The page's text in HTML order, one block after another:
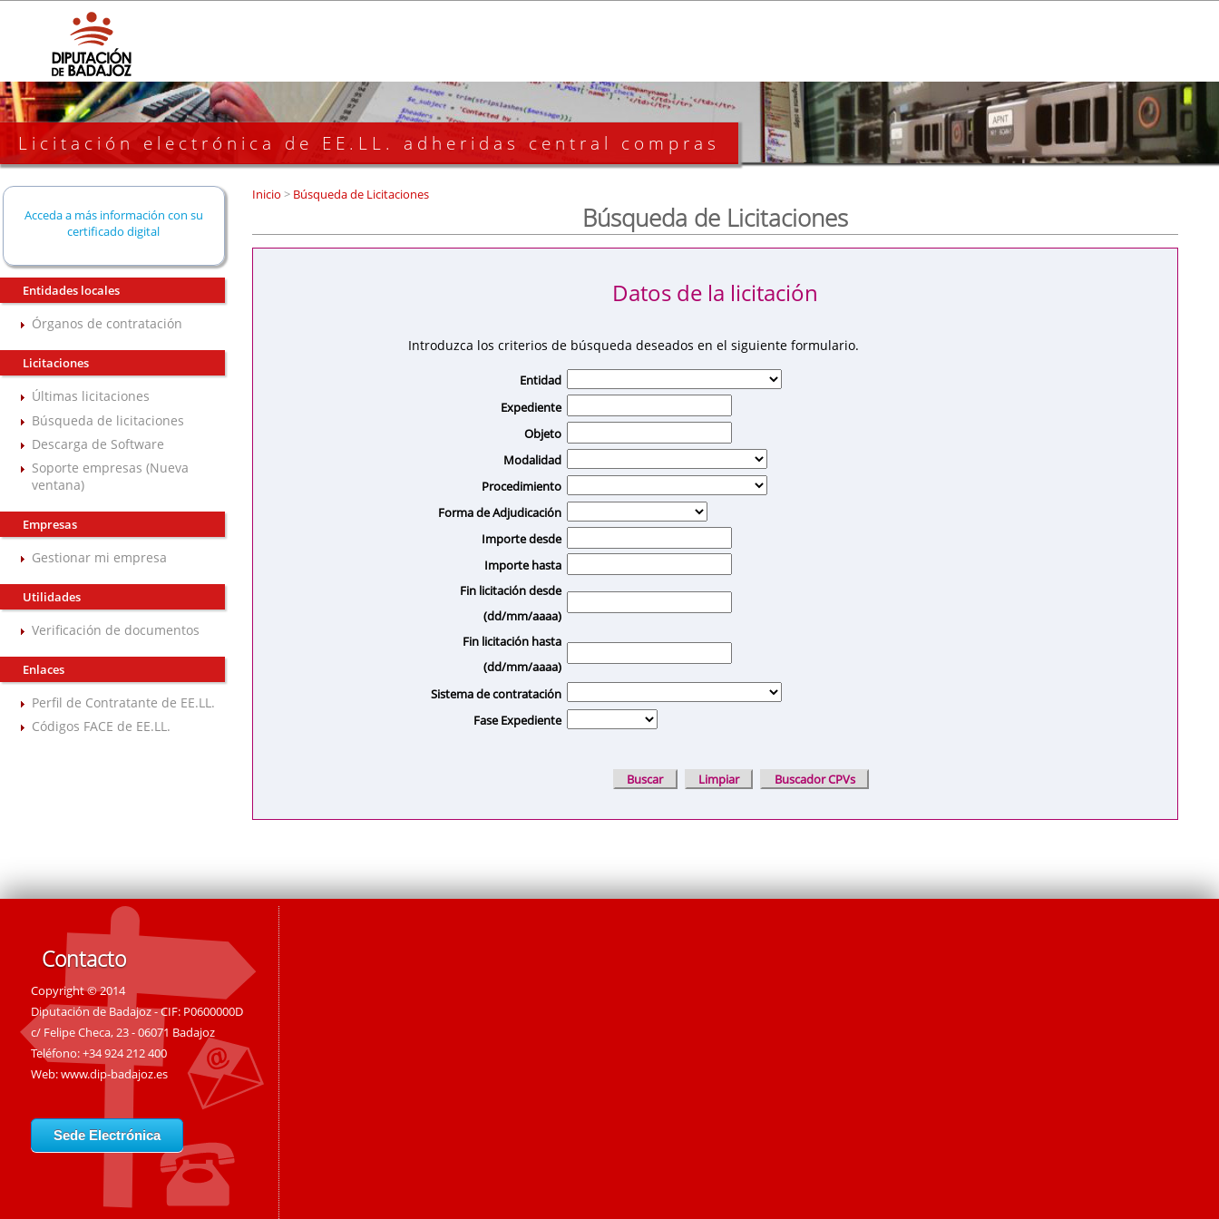
Licitación electrónica de EE.LL. adheridas central compras
Acceda a más información con su
certificado digital
Entidades locales
Órganos de contratación
Licitaciones
Últimas licitaciones
Búsqueda de licitaciones
Descarga de Software
Soporte empresas (Nueva
ventana)
Empresas
Gestionar mi empresa
Utilidades
Verificación de documentos
Enlaces
Perfil de Contratante de EE.LL.
Códigos FACE de EE.LL.
Inicio >Búsqueda de Licitaciones
Búsqueda de Licitaciones
Introduzca los criterios de búsqueda deseados en el siguiente formulario.
Datos de la licitación
Entidad
Expediente
Objeto
Modalidad
Procedimiento
Forma de Adjudicación
Importe desde
Importe hasta
Fin licitación desde
(dd/mm/aaaa)
Fin licitación hasta
(dd/mm/aaaa)
Sistema de contratación
Fase Expediente
Contacto
Copyright © 2014
Diputación de Badajoz - CIF: P0600000D
c/ Felipe Checa, 23 - 06071 Badajoz
Teléfono: +34 924 212 400
Web:www.dip-badajoz.es
Sede Electrónica